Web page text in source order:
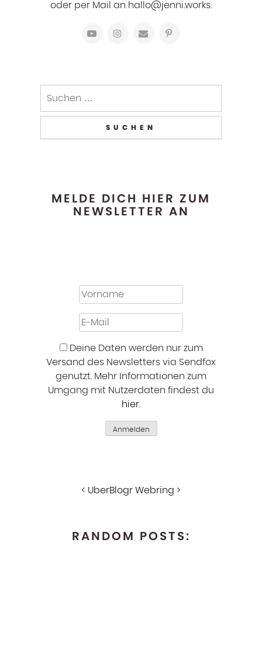
oder per Mail an hallo@jenni.works.
MELDE DICH HIER ZUM
NEWSLETTER AN
Deine Daten werden nur zum
Versand des Newsletters via Sendfox
genutzt. Mehr Informationen zum
Umgang mit Nutzerdaten findest du
hier.
Anmelden
< UberBlogr Webring >
RANDOM POSTS: